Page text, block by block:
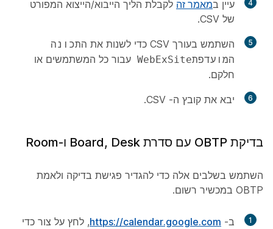
4 עיין במאמר זה לקבלת הליך הייבוא/הייצוא המפורט
של CSV.
5 השתמש בעורך CSV כדי לשנות את
התכונה
המועדפתWebExSite
עבור כל המשתמשים או
חלקם.
6 יבא את קובץ ה- CSV.
בדיקת OBTP עם סדרת Board, Desk ו-Room
השתמש בשלבים אלה כדי להגדיר פגישת בדיקה ולאמת
OBTP במכשיר רשום.
1 ב- https://calendar.google.com, לחץ על צור כדי